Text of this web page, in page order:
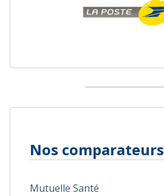
Nos comparateurs
Mutuelle Santé